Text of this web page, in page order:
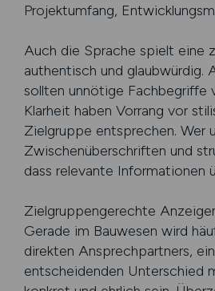
Projektumfang,
Auch die Sprache spielt eine
authentisch und glaubwürdig.
sollten unnötige Fachbegriffe
Klarheit haben Vorrang vor
Zielgruppe entsprechen. Wer
Zwischenüberschriften und
dass relevante Informationen
Zielgruppengerechte
Gerade im Bauwesen wird
direkten Ansprechpartners,
entscheidenden Unterschied